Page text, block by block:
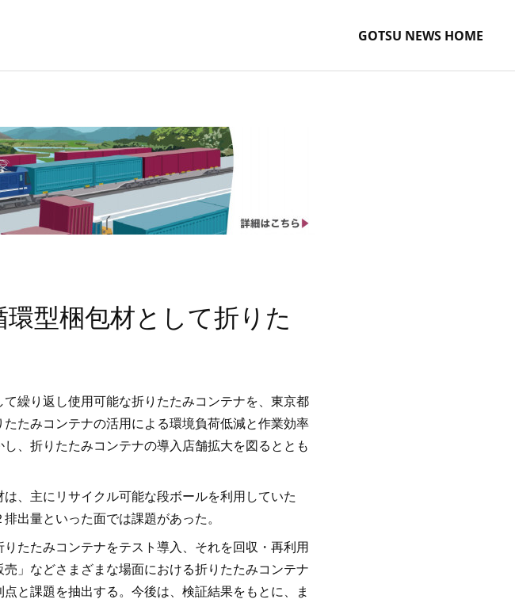
GOTSU NEWS HOME
型梱包材として折りた
繰り返し使用可能な折りたたみコンテナを、東京都
たみコンテナの活用による環境負荷低減と作業効率
、折りたたみコンテナの導入店舗拡大を図るととも
、主にリサイクル可能な段ボールを利用していた
出量といった面では課題があった。
たたみコンテナをテスト導入、それを回収・再利用
」などさまざまな場面における折りたたみコンテナ
と課題を抽出する。今後は、検証結果をもとに、ま